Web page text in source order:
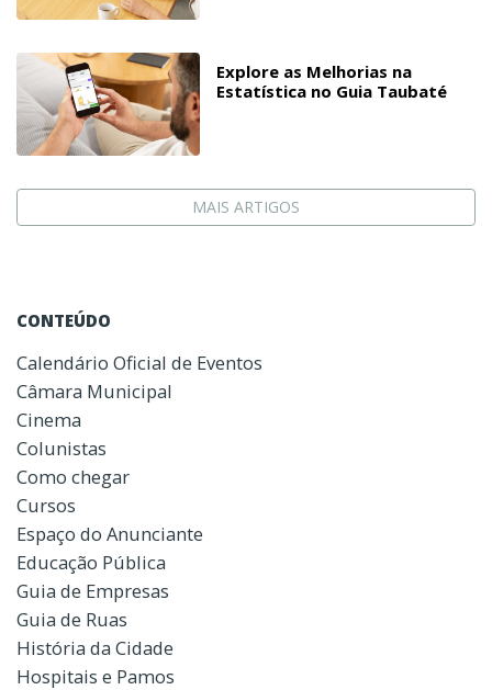
Explore as Melhorias na
Estatística no Guia Taubaté
MAIS ARTIGOS
CONTEÚDO
Calendário Oficial de Eventos
Câmara Municipal
Cinema
Colunistas
Como chegar
Cursos
Espaço do Anunciante
Educação Pública
Guia de Empresas
Guia de Ruas
História da Cidade
Hospitais e Pamos